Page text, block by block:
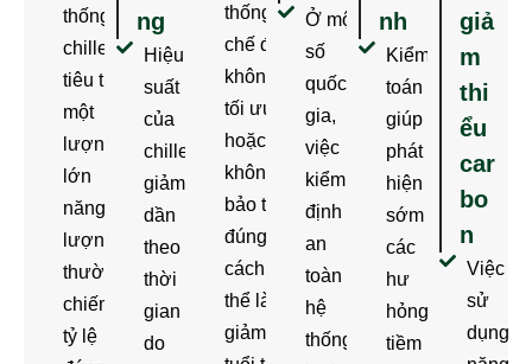
thống
chiller
tiêu thụ
một
lượng
lớn
năng
lượng,
thường
chiếm
tỷ lệ
ng
Hiệu
suất
của
chiller
giảm
dần
theo
thời
gian
do
thống ở
chế độ
không
tối ưu
hoặc
không
bảo trì
đúng
cách có
thể làm
giảm
Ở một
số
quốc
gia,
việc
kiểm
định
an
toàn
hệ
thống
nh
Kiểm
toán
giúp
phát
hiện
sớm
các
hư
hỏng
tiềm
giả
m
thi
ểu
car
bo
n
Việc
sử
dụng